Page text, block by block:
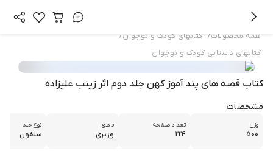
همه محصولات/ کتابهای کودک و نوجوان/
کتابهای داستانی کودک و نوجوان
کتاب قصه های پند آموز کهن جلد دوم اثر زینب علیزاده
مشخصات
وزن
500
تعداد صفحه
224
قطع
وزیری
نوع جلد
سلفون